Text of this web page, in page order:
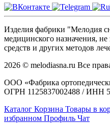
Изделия фабрики "Мелодия
медицинского назначения,
средств и других методов
2026 © melodiasna.ru Все
ООО «Фабрика
ОГРН 1125837002488 / ИНН
Каталог Корзина Товары в
избранном Профиль Чат